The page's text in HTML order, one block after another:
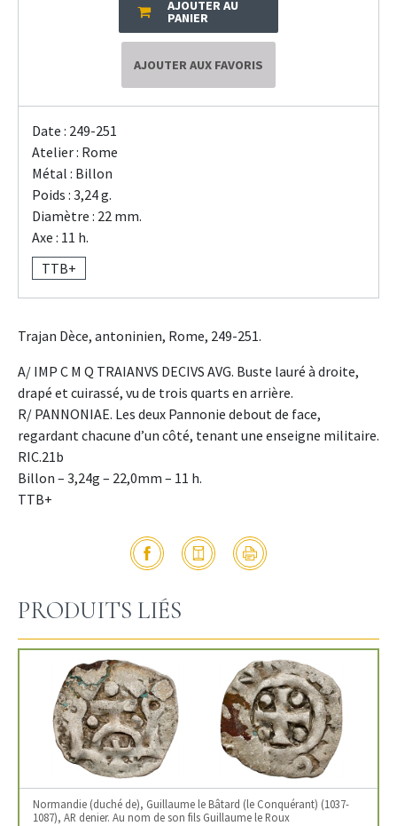
AJOUTER AU
PANIER
AJOUTER AUX FAVORIS
Date : 249-251
Atelier : Rome
Métal : Billon
Poids : 3,24 g.
Diamètre : 22 mm.
Axe : 11 h.
TTB+
Trajan Dèce, antoninien, Rome, 249-251.
A/ IMP C M Q TRAIANVS DECIVS AVG. Buste lauré à droite,
drapé et cuirassé, vu de trois quarts en arrière.
R/ PANNONIAE. Les deux Pannonie debout de face,
regardant chacune d’un côté, tenant une enseigne militaire.
RIC.21b
Billon – 3,24g – 22,0mm – 11 h.
TTB+
PRODUITS LIÉS
Normandie (duché de), Guillaume le Bâtard (le Conquérant) (1037-
1087), AR denier. Au nom de son fils Guillaume le Roux